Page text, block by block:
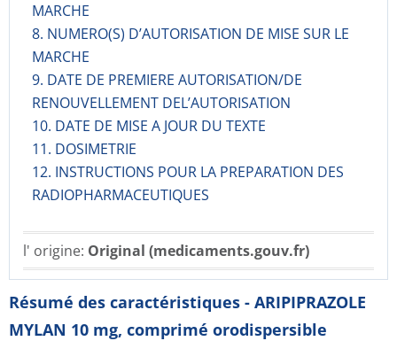
MARCHE
8. NUMERO(S) D’AUTORISATION DE MISE SUR LE
MARCHE
9. DATE DE PREMIERE AUTORISATION/DE
RENOUVELLEMENT DEL’AUTORISATION
10. DATE DE MISE A JOUR DU TEXTE
11. DOSIMETRIE
12. INSTRUCTIONS POUR LA PREPARATION DES
RADIOPHARMACE­UTIQUES
l' origine: Original (medicaments.gouv.fr)
Résumé des caractéristiques - ARIPIPRAZOLE
MYLAN 10 mg, comprimé orodispersible